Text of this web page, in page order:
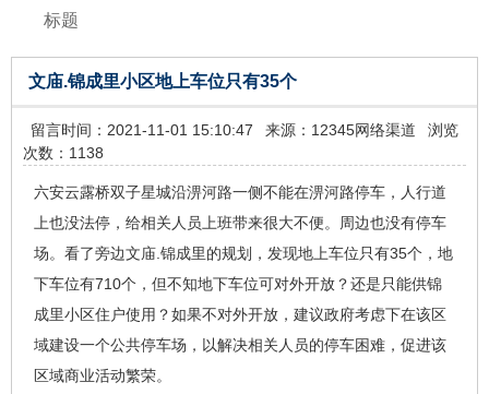
标题
文庙.锦成里小区地上车位只有35个
留言时间：2021-11-01 15:10:47 来源：12345网络渠道
浏览
次数：1138
六安云露桥双子星城沿淠河路一侧不能在淠河路停车，人行道
上也没法停，给相关人员上班带来很大不便。周边也没有停车
场。看了旁边文庙.锦成里的规划，发现地上车位只有35个，地
下车位有710个，但不知地下车位可对外开放？还是只能供锦
成里小区住户使用？如果不对外开放，建议政府考虑下在该区
域建设一个公共停车场，以解决相关人员的停车困难，促进该
区域商业活动繁荣。